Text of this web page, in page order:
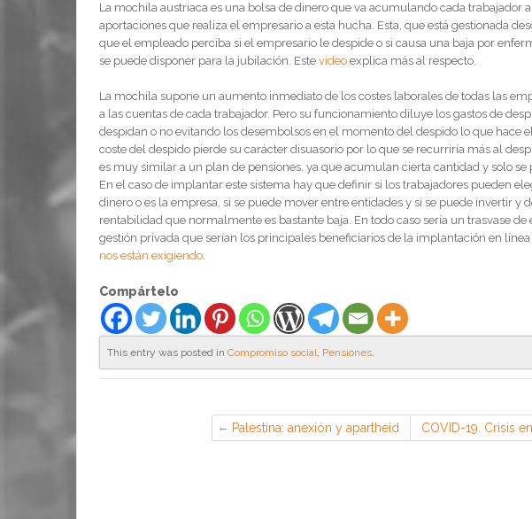
La mochila austriaca es una bolsa de dinero que va acumulando cada trabajador
aportaciones que realiza el empresario a esta hucha. Esta, que está gestionada
que el empleado perciba si el empresario le despide o si causa una baja por
se puede disponer para la jubilación. Este video explica más al respecto.
La mochila supone un aumento inmediato de los costes laborales de todas las
a las cuentas de cada trabajador. Pero su funcionamiento diluye los gastos de
despidan o no evitando los desembolsos en el momento del despido lo que hace
coste del despido pierde su carácter disuasorio por lo que se recurriría más al
es muy similar a un plan de pensiones, ya que acumulan cierta cantidad y solo se
En el caso de implantar este sistema hay que definir si los trabajadores pueden
dinero o es la empresa, si se puede mover entre entidades y si se puede invertir y
rentabilidad que normalmente es bastante baja. En todo caso sería un trasvase de
gestión privada que serían los principales beneficiarios de la implantación en
nos están exigiendo.
Compártelo
This entry was posted in Compromiso social, Pensiones.
Palestina: anexión y apartheid COVID-19. Crisis